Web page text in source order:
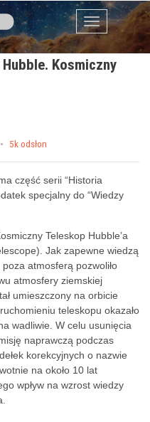
Menu
Kosmiczny
5k odsłon
część serii “Historia
specjalny do “Wiedzy
Teleskop Hubble’a
Jak zapewne wiedzą
atmosferą pozwoliło
atmosfery ziemskiej
umieszczony na orbicie
teleskopu okazało
wadliwie. W celu usunięcia
naprawczą podczas
korekcyjnych o nazwie
na około 10 lat
wpływ na wzrost wiedzy